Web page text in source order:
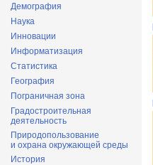
Демография
Наука
Инновации
Информатизация
Статистика
География
Пограничная зона
Градостроительная
деятельность
Природопользование
и охрана окружающей среды
История